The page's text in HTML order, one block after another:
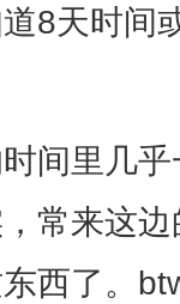
8天时间
间里几
常来这
西了。